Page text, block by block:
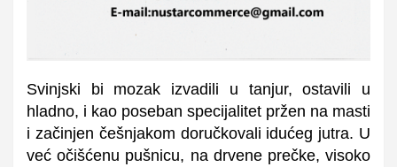
Svinjski bi mozak izvadili u tanjur, ostavili u
hladno, i kao poseban specijalitet pržen na masti
i začinjen češnjakom doručkovali idućeg jutra. U
već očišćenu pušnicu, na drvene prečke, visoko